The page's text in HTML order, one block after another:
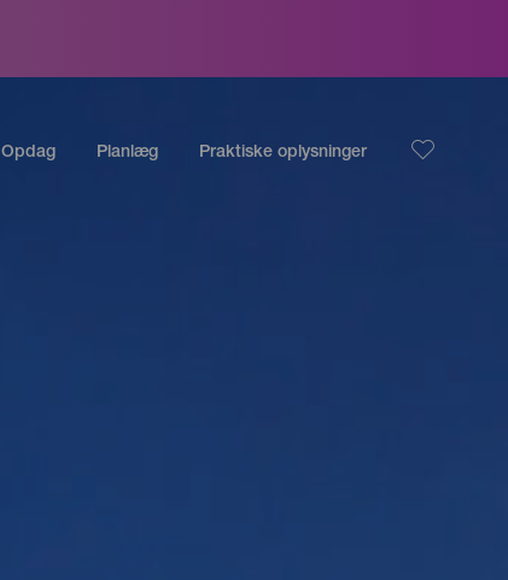
Opdag Planlæg Praktiske oplysninger